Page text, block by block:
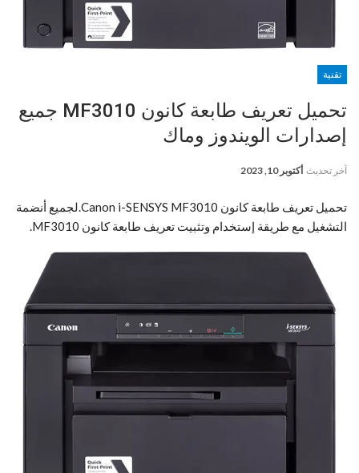
تقنية
تحميل تعريف طابعة كانون MF3010 جميع
إصدارات الويندوز وماك
آخر تحديث أكتوبر 10, 2023
تحميل تعريف طابعة كانون Canon i-SENSYS MF3010.لجميع أنضمة
التشغيل مع طريقة إستخدام وتثبيت تعريف طابعة كانون MF3010.